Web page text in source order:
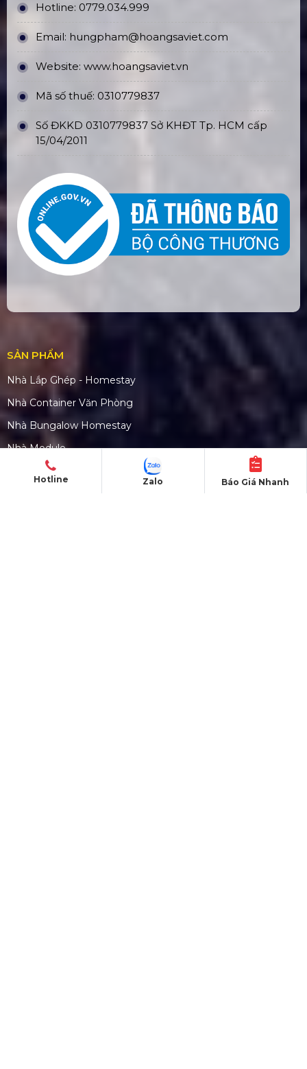
Hotline: 0779.034.999
Email: hungpham@hoangsaviet.com
Website: www.hoangsaviet.vn
Mã số thuế: 0310779837
Số ĐKKD 0310779837 Sở KHĐT Tp. HCM cấp
15/04/2011
SẢN PHẨM
Nhà Lắp Ghép - Homestay
Nhà Container Văn Phòng
Nhà Bungalow Homestay
Nhà Module
Nhà Di Động
Gian Hàng Triển Lãm
Hotline Báo Giá Nhanh
Zalo